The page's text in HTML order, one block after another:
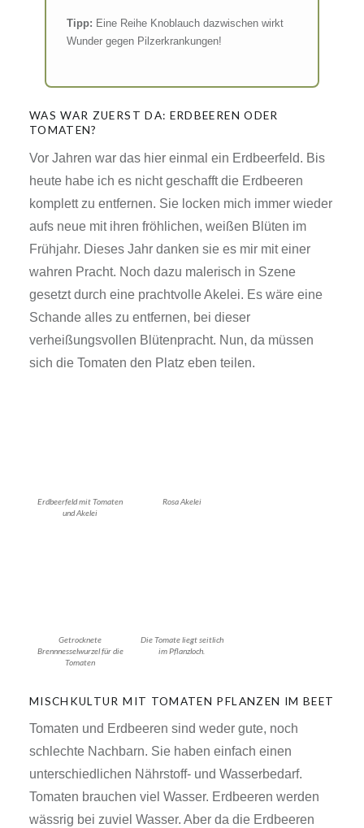
Tipp: Eine Reihe Knoblauch dazwischen wirkt
Wunder gegen Pilzerkrankungen!
WAS WAR ZUERST DA: ERDBEEREN ODER
TOMATEN?
Vor Jahren war das hier einmal ein Erdbeerfeld. Bis
heute habe ich es nicht geschafft die Erdbeeren
komplett zu entfernen. Sie locken mich immer wieder
aufs neue mit ihren fröhlichen, weißen Blüten im
Frühjahr. Dieses Jahr danken sie es mir mit einer
wahren Pracht. Noch dazu malerisch in Szene
gesetzt durch eine prachtvolle Akelei. Es wäre eine
Schande alles zu entfernen, bei dieser
verheißungsvollen Blütenpracht. Nun, da müssen
sich die Tomaten den Platz eben teilen.
Erdbeerfeld mit Tomaten
und Akelei
Rosa Akelei
Getrocknete
Brennnesselwurzel für die
Tomaten
Die Tomate liegt seitlich
im Pflanzloch.
MISCHKULTUR MIT TOMATEN PFLANZEN IM BEET
Tomaten und Erdbeeren sind weder gute, noch
schlechte Nachbarn. Sie haben einfach einen
unterschiedlichen Nährstoff- und Wasserbedarf.
Tomaten brauchen viel Wasser. Erdbeeren werden
wässrig bei zuviel Wasser. Aber da die Erdbeeren